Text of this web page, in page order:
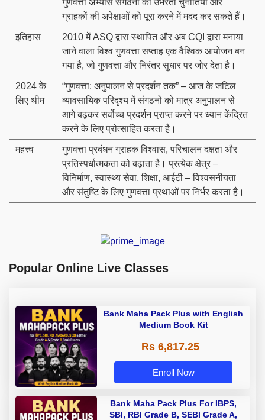
ग्राहकों की अपेक्षाओं को पूरा करने में मदद कर सकते हैं।
इतिहास
2010 में ASQ द्वारा स्थापित और अब CQI द्वारा मनाया
जाने वाला विश्व गुणवत्ता सप्ताह एक वैश्विक आयोजन बन
गया है, जो गुणवत्ता और निरंतर सुधार पर जोर देता है।
2024 के
लिए थीम
“गुणवत्ता: अनुपालन से प्रदर्शन तक” – आज के जटिल
व्यावसायिक परिदृश्य में संगठनों को मात्र अनुपालन से
आगे बढ़कर सर्वोच्च प्रदर्शन प्राप्त करने पर ध्यान केंद्रित
करने के लिए प्रोत्साहित करता है।
महत्त्व
गुणवत्ता प्रबंधन ग्राहक विश्वास, परिचालन दक्षता और
प्रतिस्पर्धात्मकता को बढ़ाता है। प्रत्येक क्षेत्र –
विनिर्माण, स्वास्थ्य सेवा, शिक्षा, आईटी – विश्वसनीयता
और संतुष्टि के लिए गुणवत्ता प्रथाओं पर निर्भर करता है।
Popular Online Live Classes
Bank Maha Pack Plus with English
Medium Book Kit
Rs 6,817.25
Enroll Now
Bank Maha Pack Plus For IBPS,
SBI, RBI Grade B, SEBI Grade A,